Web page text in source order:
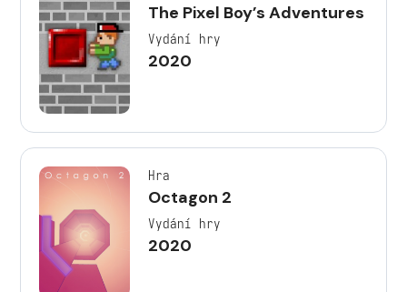
The Pixel Boy’s Adventures
Vydání hry
2020
Hra
Octagon 2
Vydání hry
2020